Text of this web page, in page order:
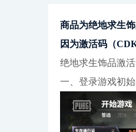
商品为绝地求生
因为激活码（
绝地求生饰品激活
一、登录游戏初